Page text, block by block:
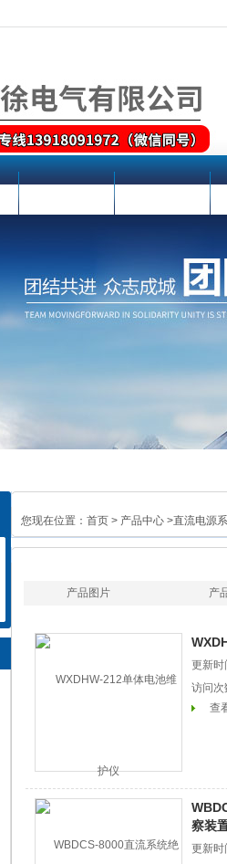
您现在位置： 首页 > 产品中心 >直流电源
产品图片 产
更新
访问
查
察装
更新